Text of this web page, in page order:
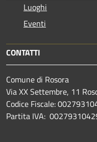
Luoghi
Eventi
CONTATTI
Comune di Rosora
Via XX Settembre, 11
Codice Fiscale:
Partita IVA: